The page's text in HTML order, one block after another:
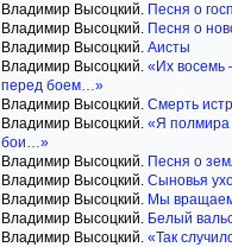
Владимир Высоцкий. Песня о
Владимир Высоцкий. Песня о
Владимир Высоцкий. Аисты
Владимир Высоцкий. «Их восемь
перед боем…»
Владимир Высоцкий. Смерть
Владимир Высоцкий. «Я полмира
бои…»
Владимир Высоцкий. Песня о
Владимир Высоцкий. Сыновья
Владимир Высоцкий. Мы
Владимир Высоцкий. Белый
Владимир Высоцкий. «Так